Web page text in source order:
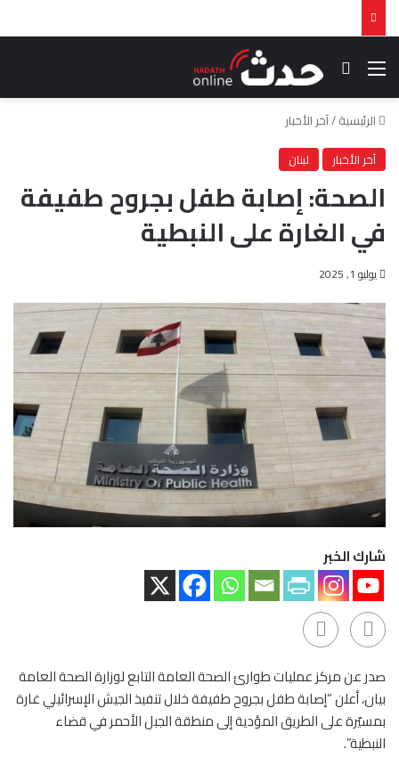
القائمة بحث عن
الرئيسية/آخر الأخبار
آخر الأخبار
لبنان
الصحة: إصابة طفل بجروح طفيفة
في الغارة على النبطية
يوليو 1, 2025
شارك الخبر
صدر عن مركز عمليات طوارئ الصحة العامة التابع لوزارة الصحة العامة
بيان، أعلن “إصابة طفل بجروح طفيفة خلال تنفيذ الجيش الإسرائيلي غارة
بمسيّرة على الطريق المؤدية إلى منطقة الجبل الأحمر في قضاء
النبطية”.